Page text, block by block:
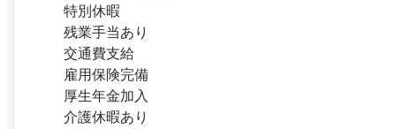
特別休暇
残業手当あり
交通費支給
雇用保険完備
厚生年金加入
介護休暇あり